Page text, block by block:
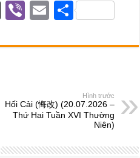
T
e
s
Vi
er
E
ail
S
ar
Hình trước
Hối Cải (悔改) (20.07.2026 –
Thứ Hai Tuần XVI Thường
Niên)